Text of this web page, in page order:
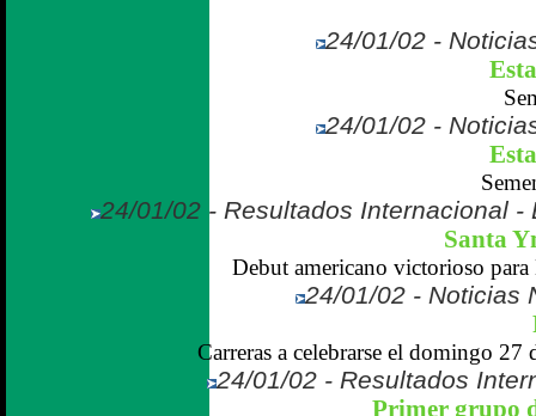
24/01/02 -
24/01/02 -
24/01/02 - Resultados Internacional -
Santa
Debut americano victorioso
24/01/02 - Noticias
Carreras a celebrarse el domingo 27
24/01/02 - Resultados
Primer grupo